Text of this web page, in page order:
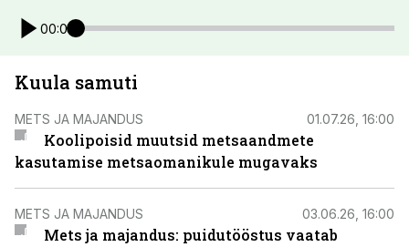
00:00
Kuula samuti
METS JA MAJANDUS 01.07.26, 16:00
Koolipoisid muutsid metsaandmete
kasutamise metsaomanikule mugavaks
METS JA MAJANDUS 03.06.26, 16:00
Mets ja majandus: puidutööstus vaatab